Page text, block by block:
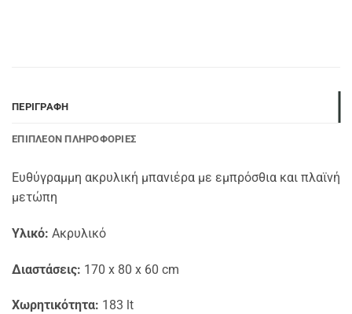
ΠΕΡΙΓΡΑΦΉ
ΕΠΙΠΛΈΟΝ ΠΛΗΡΟΦΟΡΊΕΣ
Ευθύγραμμη ακρυλική μπανιέρα με εμπρόσθια και πλαϊνή
μετώπη
Υλικό: Ακρυλικό
Διαστάσεις: 170 x 80 x 60 cm
Χωρητικότητα: 183 lt